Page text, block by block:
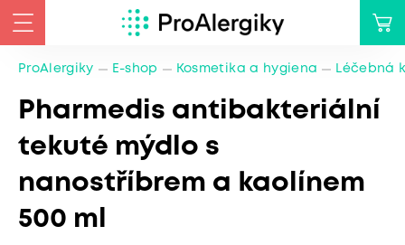
ProAlergiky E-shop Kosmetika a hygiena Léčebná
Pharmedis antibakteriální
tekuté mýdlo s
nanostříbrem a kaolínem
500 ml